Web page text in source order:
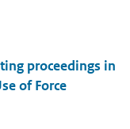
proceedings in
of Force